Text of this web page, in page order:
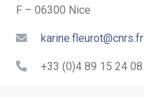
F – 06300 Nice
karine.fleurot@cnrs.fr
+33 (0)4 89 15 24 08